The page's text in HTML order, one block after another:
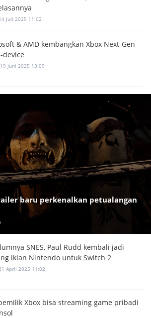
Juli 2025 11:02
& AMD kembangkan Xbox Next-Gen
device
Juni 2025 13:09
baru perkenalkan petualangan
SNES, Paul Rudd kembali jadi
iklan Nintendo untuk Switch 2
April 2025 11:02
Xbox bisa streaming game pribadi